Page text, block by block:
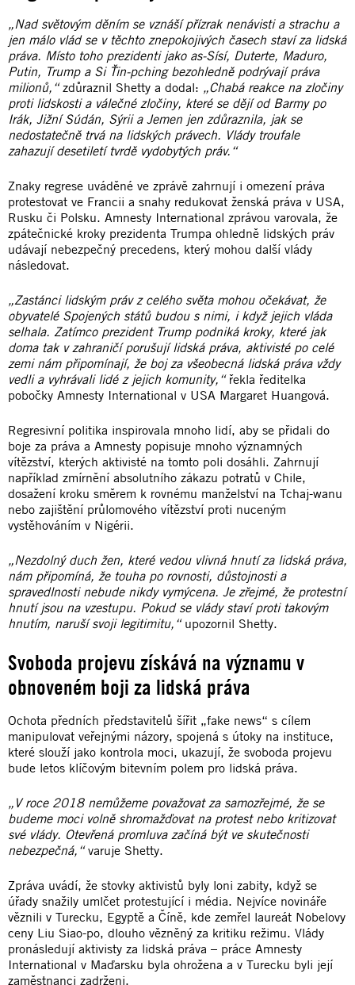
„Nad světovým děním se vznáší přízrak nenávisti a strachu a
jen málo vlád se v těchto znepokojivých časech staví za lidská
práva. Místo toho prezidenti jako as-Sísí, Duterte, Maduro,
Putin, Trump a Si Ťin-pching bezohledně podrývají práva
milionů,“zdůraznil Shetty a dodal: „Chabá reakce na zločiny
proti lidskosti a válečné zločiny, které se dějí od Barmy po
Irák, Jižní Súdán, Sýrii a Jemen jen zdůraznila, jak se
nedostatečně trvá na lidských právech. Vlády troufale
zahazují desetiletí tvrdě vydobytých práv.“
Znaky regrese uváděné ve zprávě zahrnují i omezení práva
protestovat ve Francii a snahy redukovat ženská práva v USA,
Rusku či Polsku. Amnesty International zprávou varovala, že
zpátečnické kroky prezidenta Trumpa ohledně lidských práv
udávají nebezpečný precedens, který mohou další vlády
následovat.
„Zastánci lidským práv z celého světa mohou očekávat, že
obyvatelé Spojených států budou s nimi, i když jejich vláda
selhala. Zatímco prezident Trump podniká kroky, které jak
doma tak v zahraničí porušují lidská práva, aktivisté po celé
zemi nám připomínají, že boj za všeobecná lidská práva vždy
vedli a vyhrávali lidé z jejich komunity,“řekla ředitelka
pobočky Amnesty International v USA Margaret Huangová.
Regresivní politika inspirovala mnoho lidí, aby se přidali do
boje za práva a Amnesty popisuje mnoho významných
vítězství, kterých aktivisté na tomto poli dosáhli. Zahrnují
například zmírnění absolutního zákazu potratů v Chile,
dosažení kroku směrem k rovnému manželství na Tchaj-wanu
nebo zajištění průlomového vítězství proti nuceným
vystěhováním v Nigérii.
„Nezdolný duch žen, které vedou vlivná hnutí za lidská práva,
nám připomíná, že touha po rovnosti, důstojnosti a
spravedlnosti nebude nikdy vymýcena. Je zřejmé, že protestní
hnutí jsou na vzestupu. Pokud se vlády staví proti takovým
hnutím, naruší svoji legitimitu,“upozornil Shetty.
Svoboda projevu získává na významu v
obnoveném boji za lidská práva
Ochota předních představitelů šířit „fake news“ s cílem
manipulovat veřejnými názory, spojená s útoky na instituce,
které slouží jako kontrola moci, ukazují, že svoboda projevu
bude letos klíčovým bitevním polem pro lidská práva.
„V roce 2018 nemůžeme považovat za samozřejmé, že se
budeme moci volně shromažďovat na protest nebo kritizovat
své vlády. Otevřená promluva začíná být ve skutečnosti
nebezpečná,“varuje Shetty.
Zpráva uvádí, že stovky aktivistů byly loni zabity, když se
úřady snažily umlčet protestující i média. Nejvíce novináře
věznili v Turecku, Egyptě a Číně, kde zemřel laureát Nobelovy
ceny Liu Siao-po, dlouho vězněný za kritiku režimu. Vlády
pronásledují aktivisty za lidská práva – práce Amnesty
International v Maďarsku byla ohrožena a v Turecku byli její
zaměstnanci zadrženi.